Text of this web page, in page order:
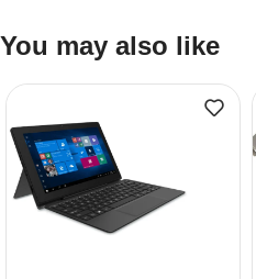
You may also like